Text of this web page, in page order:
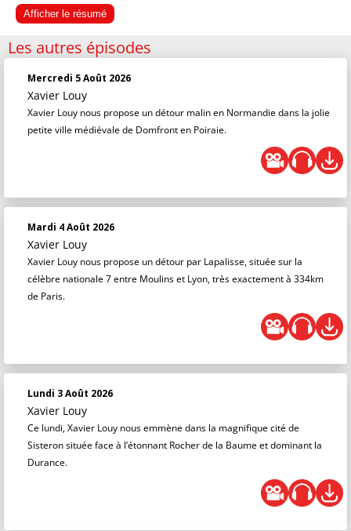
Afficher le résumé
Les autres épisodes
Mercredi 5 Août 2026
Xavier Louy
Xavier Louy nous propose un détour malin en Normandie dans la jolie
petite ville médiévale de Domfront en Poiraie.
Mardi 4 Août 2026
Xavier Louy
Xavier Louy nous propose un détour par Lapalisse, située sur la
célèbre nationale 7 entre Moulins et Lyon, très exactement à 334km
de Paris.
Lundi 3 Août 2026
Xavier Louy
Ce lundi, Xavier Louy nous emmène dans la magnifique cité de
Sisteron située face à l’étonnant Rocher de la Baume et dominant la
Durance.